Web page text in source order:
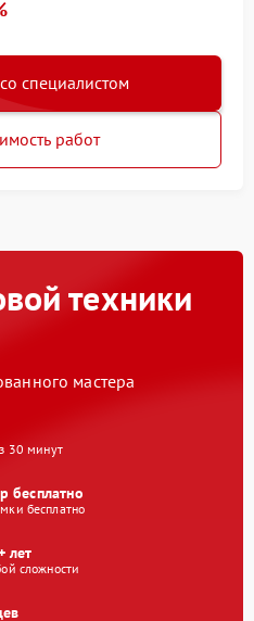
специалистом
работ
техники
мастера
30 минут
бесплатно
бесплатно
лет
сложности